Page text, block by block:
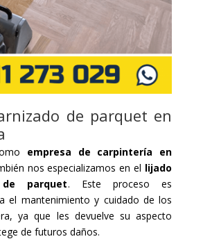
de parquet en
empresa de carpintería en
nos especializamos en el lijado
parquet. Este proceso es
el mantenimiento y cuidado de los
ya que les devuelve su aspecto
de futuros daños.